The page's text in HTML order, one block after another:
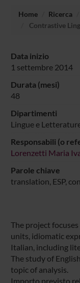
Home Ricerca
Contrastive
Data inizio
1 settembre 2014
Durata (mesi)
48
Dipartimenti
Lingue e
Responsabili (o
Lorenzetti Maria
Parole chiave
translation, ESP,
The project
units, idiomatic
Italian, including
The study of
topic of analysis.
Importo previsto